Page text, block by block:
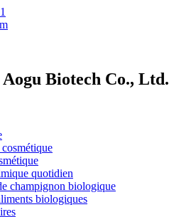
Biotech Co., Ltd.
quotidien
champignon biologique
biologiques